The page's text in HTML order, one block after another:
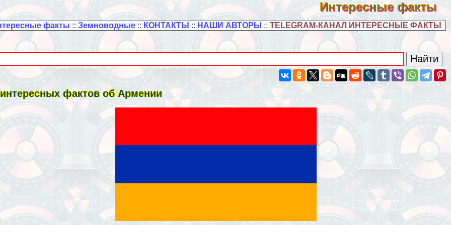
Интересные факты
факты :: Земноводные:: КОНТАКТЫ :: НАШИ АВТОРЫ :: TELEGRAM-КАНАЛ ИНТЕРЕСНЫЕ ФАКТЫ
фактов об Армении